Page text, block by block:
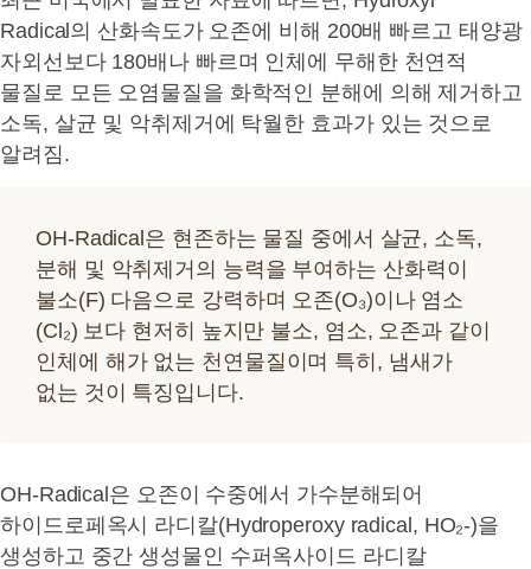
Radical의 산화속도가 오존에 비해 200배 빠르고 태양광
자외선보다 180배나 빠르며 인체에 무해한 천연적
물질로 모든 오염물질을 화학적인 분해에 의해 제거하고
소독, 살균 및 악취제거에 탁월한 효과가 있는 것으로
알려짐.
OH-Radical은 현존하는 물질 중에서 살균, 소독,
분해 및 악취제거의 능력을 부여하는 산화력이
불소(F) 다음으로 강력하며 오존(O₃)이나 염소
(Cl₂) 보다 현저히 높지만 불소, 염소, 오존과 같이
인체에 해가 없는 천연물질이며 특히, 냄새가
없는 것이 특징입니다.
OH-Radical은 오존이 수중에서 가수분해되어
하이드로페옥시 라디칼(Hydroperoxy radical, HO₂-)을
생성하고 중간 생성물인 수퍼옥사이드 라디칼